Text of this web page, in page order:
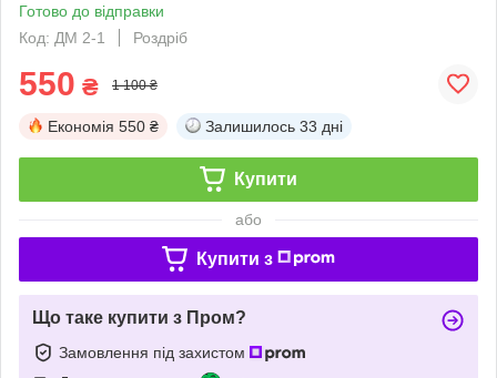
Готово до відправки
Код: ДМ 2-1
Роздріб
550 ₴ 1 100 ₴
Економія 550 ₴ Залишилось 33 дні
Купити
або
Купити з
Що таке купити з Пром?
Замовлення під захистом